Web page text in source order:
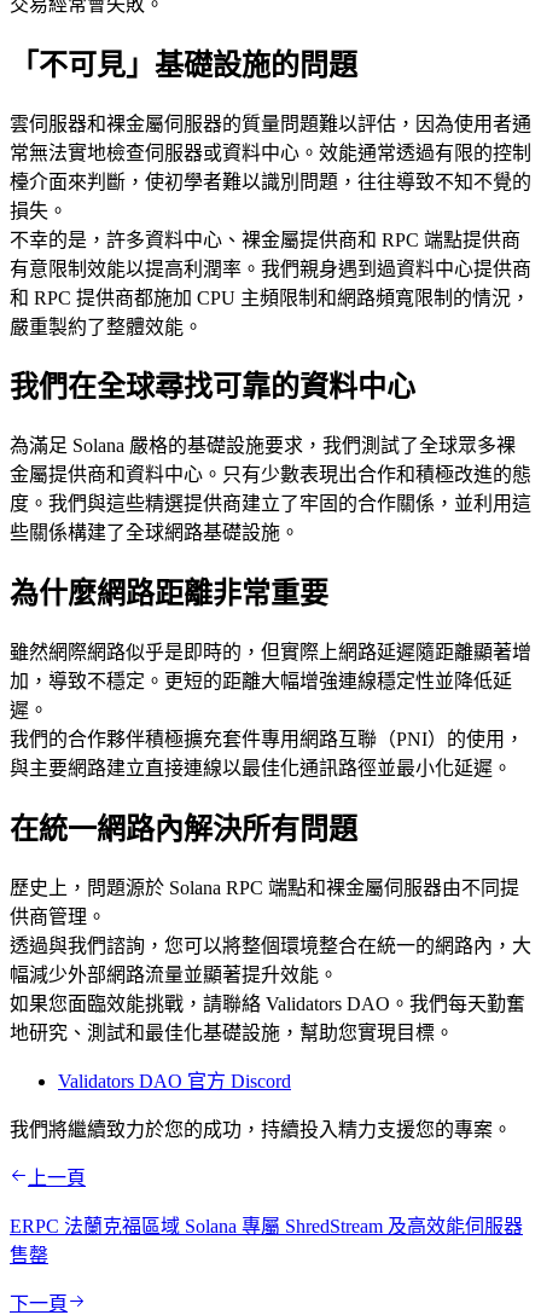
「不可見」基礎設施的問題
雲伺服器和裸金屬伺服器的質量問題難以評估，因為使用者通
常無法實地檢查伺服器或資料中心。效能通常透過有限的控制
檯介面來判斷，使初學者難以識別問題，往往導致不知不覺的
損失。
不幸的是，許多資料中心、裸金屬提供商和 RPC 端點提供商
有意限制效能以提高利潤率。我們親身遇到過資料中心提供商
和 RPC 提供商都施加 CPU 主頻限制和網路頻寬限制的情況，
嚴重製約了整體效能。
我們在全球尋找可靠的資料中心
為滿足 Solana 嚴格的基礎設施要求，我們測試了全球眾多裸
金屬提供商和資料中心。只有少數表現出合作和積極改進的態
度。我們與這些精選提供商建立了牢固的合作關係，並利用這
些關係構建了全球網路基礎設施。
為什麼網路距離非常重要
雖然網際網路似乎是即時的，但實際上網路延遲隨距離顯著增
加，導致不穩定。更短的距離大幅增強連線穩定性並降低延
遲。
我們的合作夥伴積極擴充套件專用網路互聯（PNI）的使用，
與主要網路建立直接連線以最佳化通訊路徑並最小化延遲。
在統一網路內解決所有問題
歷史上，問題源於 Solana RPC 端點和裸金屬伺服器由不同提
供商管理。
透過與我們諮詢，您可以將整個環境整合在統一的網路內，大
幅減少外部網路流量並顯著提升效能。
如果您面臨效能挑戰，請聯絡 Validators DAO。我們每天勤奮
地研究、測試和最佳化基礎設施，幫助您實現目標。
Validators DAO 官方 Discord
我們將繼續致力於您的成功，持續投入精力支援您的專案。
上一頁
ERPC 法蘭克福區域 Solana 專屬 ShredStream 及高效能伺服器
售罄
下一頁